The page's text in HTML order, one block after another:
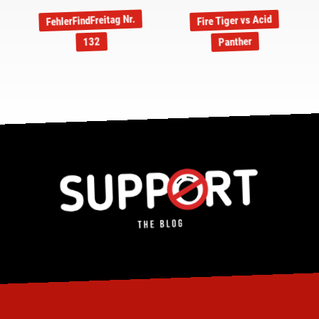
FehlerFindFreitag Nr.
132
Fire Tiger vs Acid
Panther